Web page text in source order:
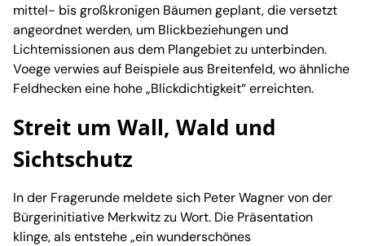
mittel- bis großkronigen Bäumen geplant, die versetzt
angeordnet werden, um Blickbeziehungen und
Lichtemissionen aus dem Plangebiet zu unterbinden.
Voege verwies auf Beispiele aus Breitenfeld, wo ähnliche
Feldhecken eine hohe „Blickdichtigkeit“ erreichten.
Streit um Wall, Wald und
Sichtschutz
In der Fragerunde meldete sich Peter Wagner von der
Bürgerinitiative Merkwitz zu Wort. Die Präsentation
klinge, als entstehe „ein wunderschönes